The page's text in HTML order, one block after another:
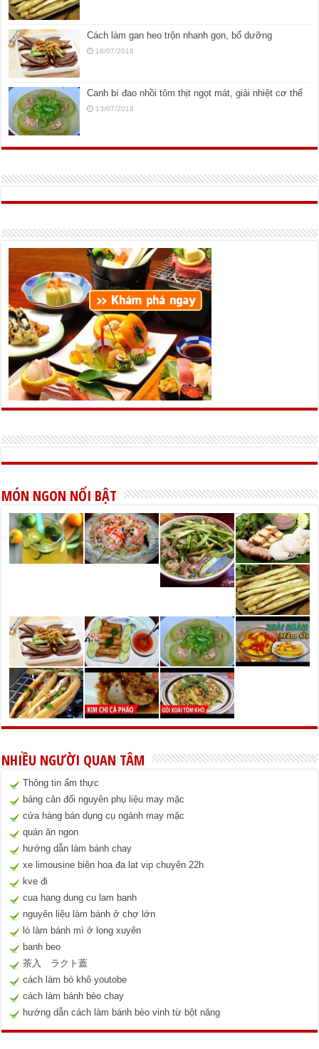
Cách làm gan heo trộn nhanh gọn, bổ dưỡng
16/07/2018
Canh bí đao nhồi tôm thịt ngọt mát, giải nhiệt cơ thể
13/07/2018
MÓN NGON NỔI BẬT
NHIỀU NGƯỜI QUAN TÂM
Thông tin ẩm thực
bảng cân đối nguyên phụ liệu may mặc
cửa hàng bán dụng cụ ngành may mặc
quán ăn ngon
hướng dẫn làm bánh chay
xe limousine biên hoa đa lat vip chuyên 22h
kve đi
cua hang dung cu lam banh
nguyên liệu làm bánh ở chợ lớn
lò làm bánh mì ở long xuyên
banh beo
茶入 ラクト蓋
cách làm bò khô youtobe
cách làm bánh bèo chay
hướng dẫn cách làm bánh bèo vinh từ bột năng